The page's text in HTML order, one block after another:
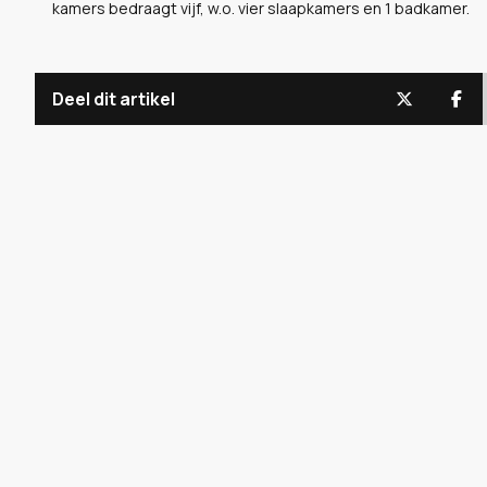
kamers bedraagt vijf, w.o. vier slaapkamers en 1 badkamer.
Deel dit artikel